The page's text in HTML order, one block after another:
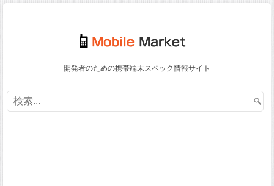
開発者のための携帯端末スペック情報サイト